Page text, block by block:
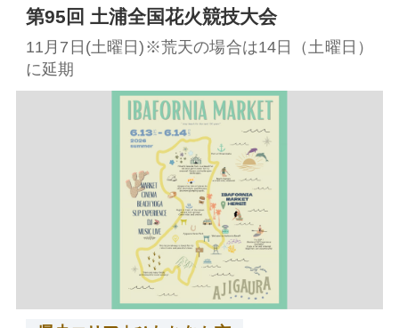
第95回 土浦全国花火競技大会
11月7日(土曜日)※荒天の場合は14日（土曜日）
に延期